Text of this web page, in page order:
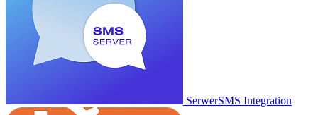
SerwerSMS Integration